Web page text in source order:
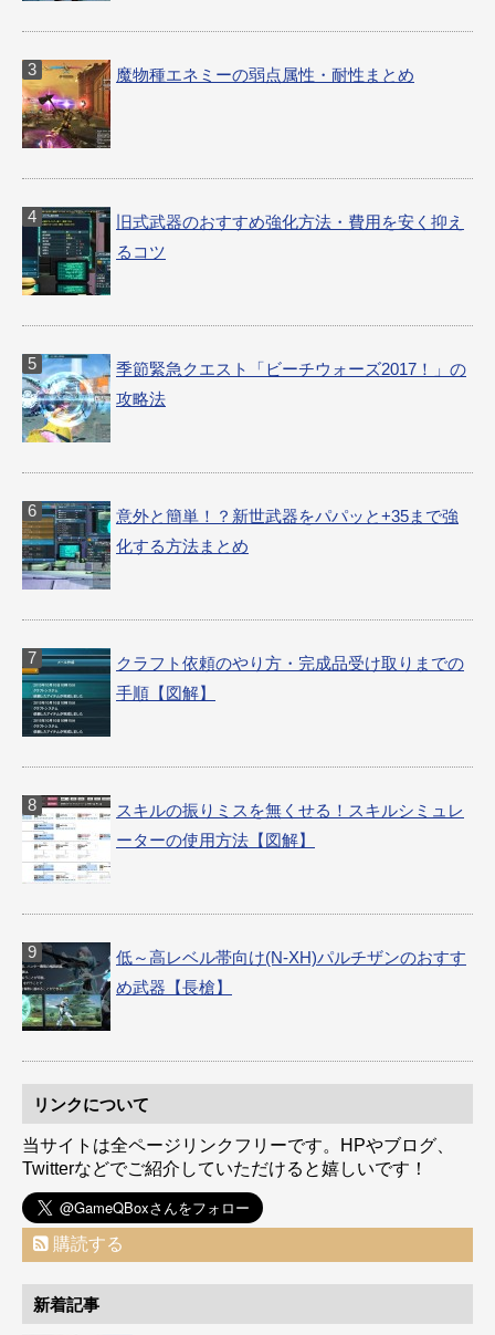
魔物種エネミーの弱点属性・耐性まとめ
旧式武器のおすすめ強化方法・費用を安く抑え
るコツ
季節緊急クエスト「ビーチウォーズ2017！」の
攻略法
意外と簡単！？新世武器をパパッと+35まで強
化する方法まとめ
クラフト依頼のやり方・完成品受け取りまでの
手順【図解】
スキルの振りミスを無くせる！スキルシミュレ
ーターの使用方法【図解】
低～高レベル帯向け(N-XH)パルチザンのおすす
め武器【長槍】
リンクについて
当サイトは全ページリンクフリーです。HPやブログ、
Twitterなどでご紹介していただけると嬉しいです！
購読する
新着記事